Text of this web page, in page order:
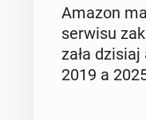
Amazon
serwisu
za­ła
2019 a